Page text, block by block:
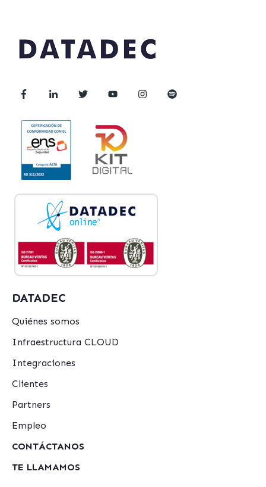
DATADEC
Quiénes somos
Infraestructura CLOUD
Integraciones
Clientes
Partners
Empleo
CONTÁCTANOS
TE LLAMAMOS